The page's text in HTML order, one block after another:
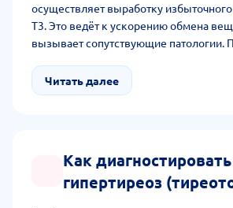
осуществляет выработку
Т3. Это ведёт к ускорению обмена
вызывает сопутствующие патологии.
хронической (периодически
Читать далее
Как диагностировать
гипертиреоз